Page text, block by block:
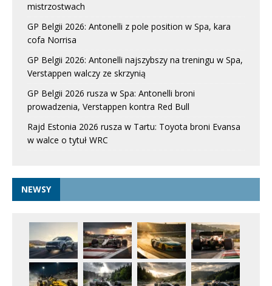
mistrzostwach
GP Belgii 2026: Antonelli z pole position w Spa, kara
cofa Norrisa
GP Belgii 2026: Antonelli najszybszy na treningu w Spa,
Verstappen walczy ze skrzynią
GP Belgii 2026 rusza w Spa: Antonelli broni
prowadzenia, Verstappen kontra Red Bull
Rajd Estonia 2026 rusza w Tartu: Toyota broni Evansa
w walce o tytuł WRC
NEWSY